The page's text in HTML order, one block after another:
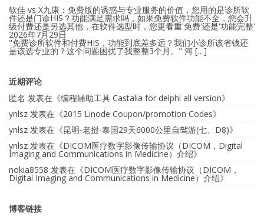
软佳 vs X九康：免费版的诱惑与专业服务的价值，您用的是诊所软
件还是门诊HIS？功能满足需求吗，如果免费软件功能不全，您会升
级付费还是另选其他，在软件选型时，您更看重'免费'还是'功能完整'
2026年7月29日
"免费诊所软件和付费HIS，功能到底差多远？我们小诊所该省钱还
是该选专业的？这个问题困扰了我整整3个月。" 河 […]
近期评论
匿名 发表在《编程辅助工具 Castalia for delphi all version》
ynlsz 发表在《2015 Linode Coupon/promotion Codes》
ynlsz 发表在《昆明-老挝-泰国29天6000公里自驾游(七、D8)》
ynlsz 发表在《DICOM医疗数字影像传输协议（DICOM，Digital
Imaging and Communications in Medicine）介绍》
nokia8558 发表在《DICOM医疗数字影像传输协议（DICOM，
Digital Imaging and Communications in Medicine）介绍》
博客链接